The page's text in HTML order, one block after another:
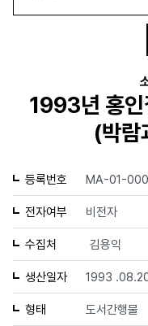
1993년 홍
(박람
등록번호 MA-01-
전자여부 비전자
수집처 김용익
생산일자 1993
형태 도서간행물